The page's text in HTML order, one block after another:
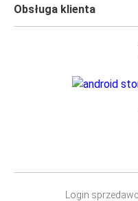
Obsługa klienta
Login